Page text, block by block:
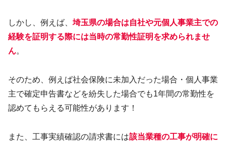
しかし、例えば、 埼玉県の場合は自社や元個人事業主での
経験を証明する際には当時の常勤性証明を求められませ
ん。
そのため、例えば社会保険に未加入だった場合・個人事業
主で確定申告書などを紛失した場合でも1年間の常勤性を
認めてもらえる可能性があります！
また、工事実績確認の請求書には該当業種の工事が明確に